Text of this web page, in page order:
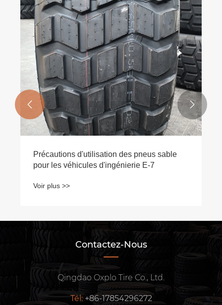
Tire
Points clés de l'entretien des
roues motrices et motrices d'un
 
Contactez-Nous
Qingdao Oxplo Tire Co., Ltd.
Tél: +86-17854296272